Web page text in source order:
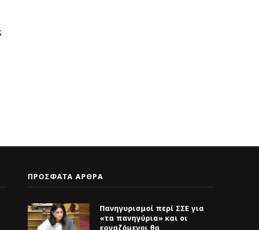
«τα πανηγύρια» και οι
εργαζόμενοι θα
ξαναπληρώσουμε το